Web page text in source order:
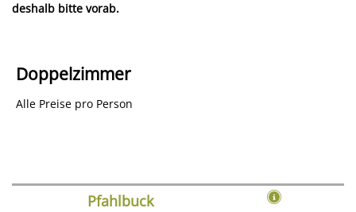
deshalb bitte vorab.
Doppelzimmer
Alle Preise pro Person
Pfahlbuck